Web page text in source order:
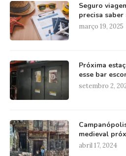
Seguro
precisa
março 19, 2025
Próxima
esse bar
setembro 2,
medieval
abril 17, 2024